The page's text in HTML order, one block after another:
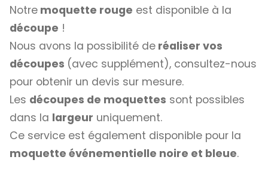
Notre moquette rouge est disponible à la
découpe !
Nous avons la possibilité de réaliser vos
découpes (avec supplément), consultez-nous
pour obtenir un devis sur mesure.
Les découpes de moquettes sont possibles
dans la largeur uniquement.
Ce service est également disponible pour la
moquette événementielle noire et bleue.